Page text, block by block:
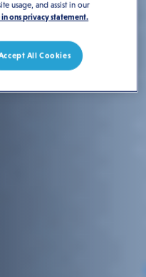
usage, and assist in our
ons privacy statement.
All Cookies